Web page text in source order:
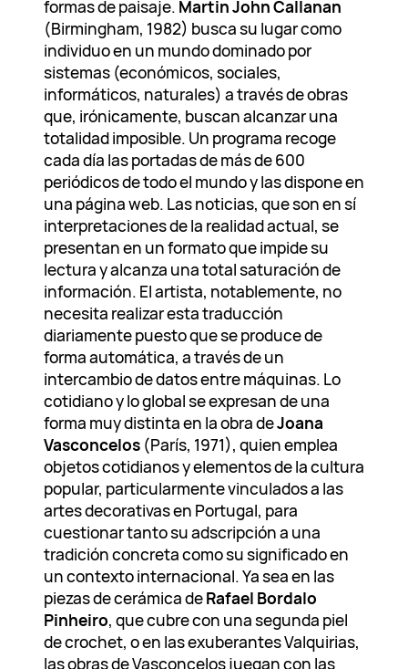
formas de paisaje. Martin John Callanan
(Birmingham, 1982) busca su lugar como
individuo en un mundo dominado por
sistemas (económicos, sociales,
informáticos, naturales) a través de obras
que, irónicamente, buscan alcanzar una
totalidad imposible. Un programa recoge
cada día las portadas de más de 600
periódicos de todo el mundo y las dispone en
una página web. Las noticias, que son en sí
interpretaciones de la realidad actual, se
presentan en un formato que impide su
lectura y alcanza una total saturación de
información. El artista, notablemente, no
necesita realizar esta traducción
diariamente puesto que se produce de
forma automática, a través de un
intercambio de datos entre máquinas. Lo
cotidiano y lo global se expresan de una
forma muy distinta en la obra deJoana
Vasconcelos (París, 1971), quien emplea
objetos cotidianos y elementos de la cultura
popular, particularmente vinculados a las
artes decorativas en Portugal, para
cuestionar tanto su adscripción a una
tradición concreta como su significado en
un contexto internacional. Ya sea en las
piezas de cerámica deRafael Bordalo
Pinheiro, que cubre con una segunda piel
de crochet, o en las exuberantes Valquirias,
las obras de Vasconcelos juegan con las